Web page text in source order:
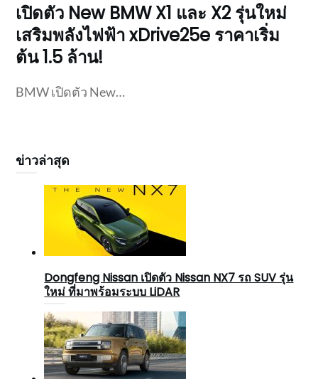
เปิดตัว New BMW X1 และ X2 รุ่นใหม่
เสริมพลังไฟฟ้า xDrive25e ราคาเริ่ม
ต้น 1.5 ล้าน!
BMW เปิดตัว New…
ข่าวล่าสุด
Dongfeng Nissan เปิดตัว Nissan NX7 รถ SUV รุ่น
ใหม่ ที่มาพร้อมระบบ LiDAR